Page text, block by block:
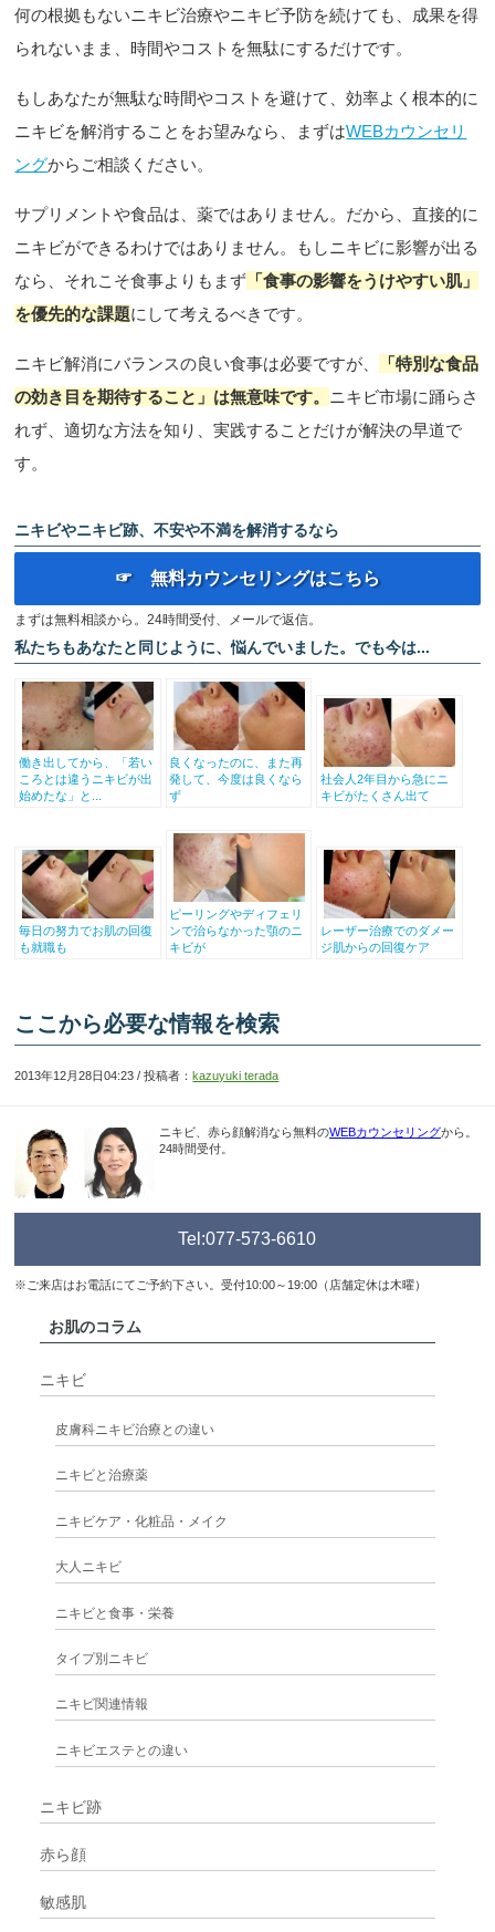
何の根拠もないニキビ治療やニキビ予防を続けても、成果を得
られないまま、時間やコストを無駄にするだけです。
もしあなたが無駄な時間やコストを避けて、効率よく根本的に
ニキビを解消することをお望みなら、まずはWEBカウンセリ
ングからご相談ください。
サプリメントや食品は、薬ではありません。だから、直接的に
ニキビができるわけではありません。もしニキビに影響が出る
なら、それこそ食事よりもまず 「食事の影響をうけやすい肌」
を優先的な課題にして考えるべきです。
ニキビ解消にバランスの良い食事は必要ですが、
「特別な食品
の効き目を期待すること」は無意味です。 ニキビ市場に踊らさ
れず、適切な方法を知り、実践することだけが解決の早道で
す。
ニキビやニキビ跡、不安や不満を解消するなら
☞ 無料カウンセリングはこちら
まずは無料相談から。24時間受付、メールで返信。
私たちもあなたと同じように、悩んでいました。でも今は...
働き出してから、「若い
ころとは違うニキビが出
始めたな」と...
良くなったのに、また再
発して、今度は良くなら
ず
社会人2年目から急にニ
キビがたくさん出て
毎日の努力でお肌の回復
も就職も
ピーリングやディフェリ
ンで治らなかった顎のニ
キビが
レーザー治療でのダメー
ジ肌からの回復ケア
ここから必要な情報を検索
2013年12月28日04:23 / 投稿者： kazuyuki terada
ニキビ、赤ら顔解消なら無料のWEBカウンセリングから。
24時間受付。
Tel:077-573-6610
※ご来店はお電話にてご予約下さい。受付10:00～19:00（店舗定休は木曜）
お肌のコラム
ニキビ
皮膚科ニキビ治療との違い
ニキビと治療薬
ニキビケア・化粧品・メイク
大人ニキビ
ニキビと食事・栄養
タイプ別ニキビ
ニキビ関連情報
ニキビエステとの違い
ニキビ跡
赤ら顔
敏感肌